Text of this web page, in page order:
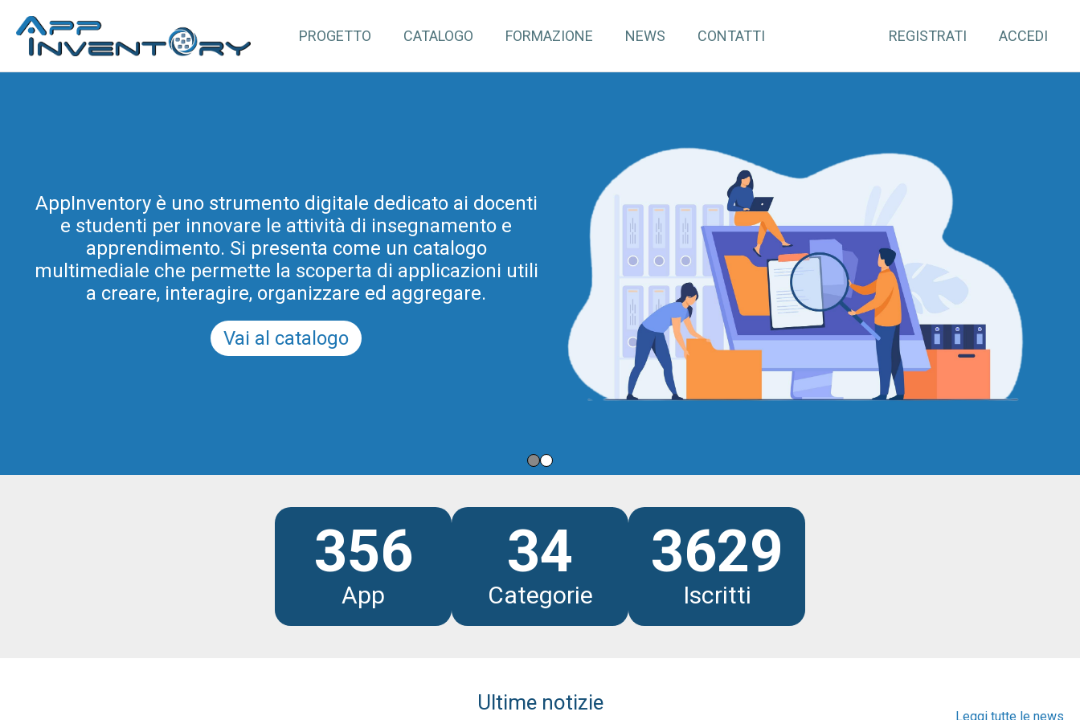
PROGETTO CATALOGO FORMAZIONE NEWS CONTATTI REGISTRATI ACCEDI
AppInventory è uno strumento digitale dedicato ai docenti
e studenti per innovare le attività di insegnamento e
apprendimento. Si presenta come un catalogo
multimediale che permette la scoperta di applicazioni utili
a creare, interagire, organizzare ed aggregare.
Vai al catalogo
rappresenta un’azione mirata di formazione continua per
gli insegnanti di scuole di ogni ordine e grado. Tale
progetto rientra tra le azioni di innovazione metodologica
e didattica promosse dal Programma Regionale per la
Scuola Digitale in Friuli Venezia Giulia 2025-2028 (e prima
del PRSD FVG 2021-2025).
Scopri tutti i moduli
356
App
34
Categorie
3629
Iscritti
Ultime notizie
Leggi tutte le news